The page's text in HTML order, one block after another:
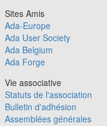
Sites Amis
Ada-Europe
Ada User Society
Ada Belgium
Ada Forge
Vie associative
Statuts de l'association
Bulletin d'adhésion
Assemblées générales